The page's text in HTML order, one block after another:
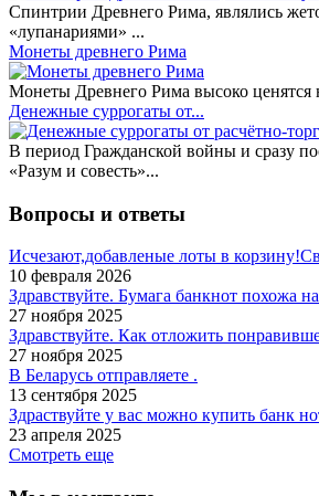
Спинтрии Древнего Рима, являлись
«лупанариями» ...
Монеты древнего Рима
Монеты Древнего Рима высоко ценятся
Денежные суррогаты от...
В период Гражданской войны и сразу
«Разум и совесть»...
Вопросы и ответы
Исчезают,добавленые лоты в
10 февраля 2026
Здравствуйте. Бумага банкнот похожа
27 ноября 2025
Здравствуйте. Как отложить
27 ноября 2025
В Беларусь отправляете .
13 сентября 2025
Здраствуйте у вас можно купить банк
23 апреля 2025
Смотреть еще